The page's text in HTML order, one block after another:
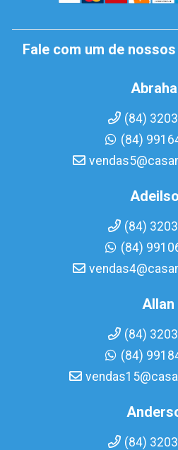
Fale com um de
(84)
(84)
(84)
(84)
Allan
(84)
(84)
(84)